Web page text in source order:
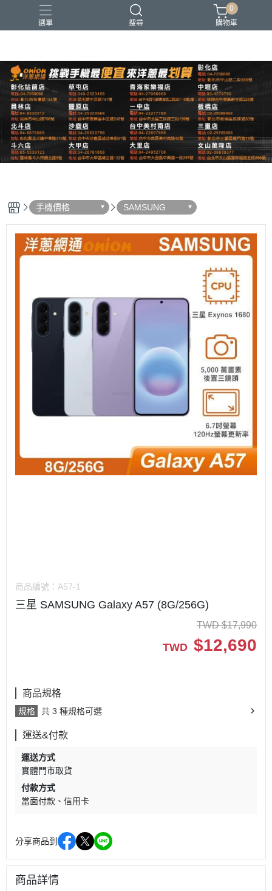
選單 搜尋
Apple iPhone
0
購物車
手機價格 SAMSUNG
商品編號： A57-1
三星 SAMSUNG Galaxy A57 (8G/256G)
TWD $17,990
TWD $12,690
商品規格
規格 共 3 種規格可選
運送&付款
運送方式
實體門市取貨
付款方式
當面付款
信用卡
分享商品到
商品詳情